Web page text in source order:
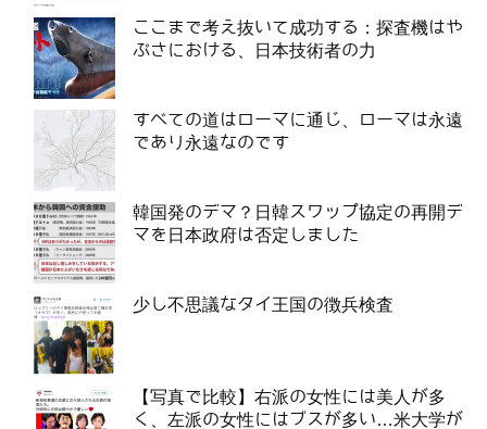
ここまで考え抜いて成功する：探査機はや
ぶさにおける、日本技術者の力
すべての道はローマに通じ、ローマは永遠
であり永遠なのです
韓国発のデマ？日韓スワップ協定の再開デ
マを日本政府は否定しました
少し不思議なタイ王国の徴兵検査
【写真で比較】右派の女性には美人が多
く、左派の女性にはブスが多い…米大学が